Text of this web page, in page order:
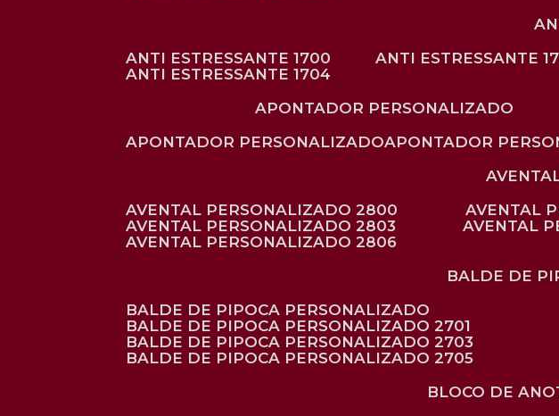
ANTI ESTRESSANTE 1700
ANTI ESTRESSANTE
ANTI ESTRESSANTE 1704
APONTADOR PERSONALIZADO
APONTADOR PERSONALIZADO
APONTADOR
AVENTAL PERSONALIZADO 2800
AVENTAL
AVENTAL PERSONALIZADO 2803
AVENTAL
AVENTAL PERSONALIZADO 2806
BALDE DE
BALDE DE PIPOCA PERSONALIZADO
BALDE DE PIPOCA PERSONALIZADO 2701
BALDE DE PIPOCA PERSONALIZADO 2703
BALDE DE PIPOCA PERSONALIZADO 2705
BLOCO DE